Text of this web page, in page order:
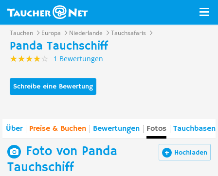
Tauchen Europa Niederlande Tauchsafaris
Panda Tauchschiff
1 Bewertungen
Schreibe eine Bewertung
Über Preise & Buchen Bewertungen Fotos
Hochladen
Foto von Panda
Tauchschiff